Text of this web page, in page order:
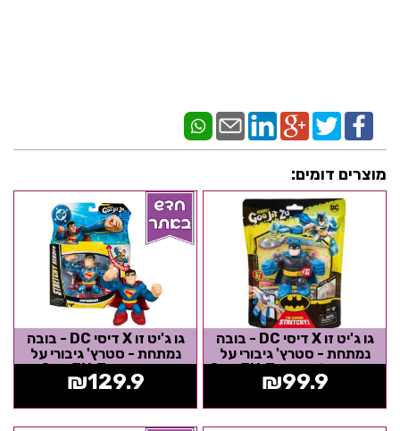
מוצרים דומים:
גו ג'יט זו X דיסי DC - בובה
נמתחת - סטרץ' גיבורי על
באטמן קלאסי - Goo Jit Zu
₪99.9
גו ג'יט זו X דיסי DC - בובה
נמתחת - סטרץ' גיבורי על
סופרמן - Goo Jit Zu
₪129.9